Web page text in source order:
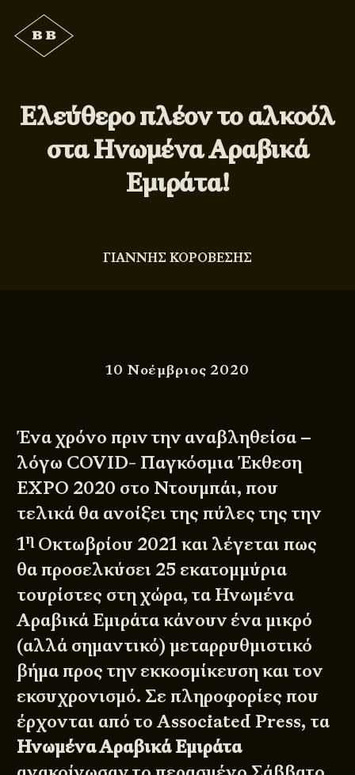
Ελεύθερο πλέον το αλκοόλ
στα Ηνωμένα Αραβικά
Εμιράτα!
ΓΙΑΝΝΗΣ ΚΟΡΟΒΕΣΗΣ
10 Νοέμβριος 2020
Ένα χρόνο πριν την αναβληθείσα –
λόγω COVID- Παγκόσμια Έκθεση
EXPO 2020 στο Ντουμπάι, που
τελικά θα ανοίξει της πύλες της την
1ηΟκτωβρίου 2021 και λέγεται πως
θα προσελκύσει 25 εκατομμύρια
τουρίστες στη χώρα, τα Ηνωμένα
Αραβικά Εμιράτα κάνουν ένα μικρό
(αλλά σημαντικό) μεταρρυθμιστικό
βήμα προς την εκκοσμίκευση και τον
εκσυχρονισμό. Σε πληροφορίες που
έρχονται από τοAssociated Press, τα
Ηνωμένα Αραβικά Εμιράτα